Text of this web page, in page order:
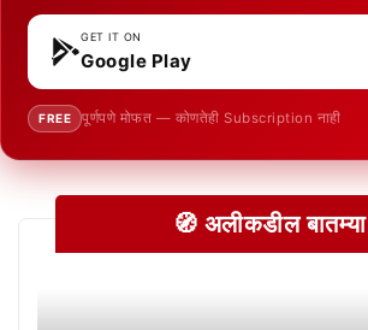
GET IT ON
Google Play
FREE पूर्णपणे मोफत — कोणतेही Subscription नाही
🧭 अलीकडील बातम्या